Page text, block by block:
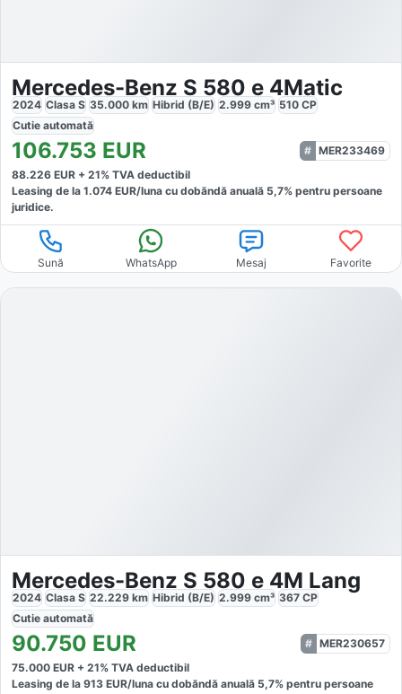
Mercedes-Benz S 580 e 4Matic
2024 Clasa S 35.000 km Hibrid (B/E) 2.999 cm³ 510 CP
Cutie automată
106.753 EUR
MER233469
88.226 EUR + 21% TVA deductibil
Leasing de la 1.074 EUR/luna cu dobăndă anuală 5,7% pentru persoane
juridice.
Sună WhatsApp Mesaj Favorite
Mercedes-Benz S 580 e 4M Lang
2024 Clasa S 22.229 km Hibrid (B/E) 2.999 cm³ 367 CP
Cutie automată
90.750 EUR
MER230657
75.000 EUR + 21% TVA deductibil
Leasing de la 913 EUR/luna cu dobăndă anuală 5,7% pentru persoane